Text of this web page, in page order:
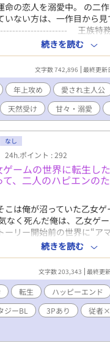
命の恋人を溺愛中。 の二作
いない方は、一作目から
王族特
を持つハイエルフ、リヒ
麗、シュヴァリエ家の当
ティン魔法図書館”を運営
の仕事をこなす優秀なリ
過ごしていた北部出身のフ
の限りを尽く日々を送っ
いピュアな少年だが、一度
う天才頭脳の持ち主。
ネルウァ・エクラ高等魔
。 リヒトから溺愛されな
す。 メインカップリング:
ト)×天然愛され系童顔庶
プリングもいくつか出現
(甘々〜過激) キスのみであ
質問あれば、お気軽に質
す！
続きを読む
文字数 742,896 最終更新
年上攻め 愛され主人公
天然受け 甘々・溺愛
なし
24h.ポイント : 292
ゲームの世界に転生し
、二人のハピエンの
こは俺が沼っていた乙女ゲ
く死んだ俺は、乙女ゲ
ーリー開始前の世界に“ア
しであるレイリン様（幼少
様の専属従者として生き
、母や従者を亡くしたこ
った” ゲームで語られたそ
遇されてハッピーエンドを
っと俺は転生したんだ！ ア
……否、ハッピーエンドの
×愛を知った王子（二人）
、リン（受け）、イム（受
続きを読む
文字数 203,343 最終更
転生
ハッピーエンド
ジーBL
3Pあり
従者